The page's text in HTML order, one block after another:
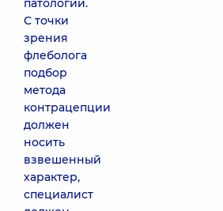
патологии.
С точки
зрения
флеболога
подбор
метода
контрацепции
должен
носить
взвешенный
характер,
специалист